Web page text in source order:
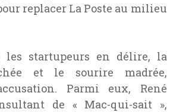
replacer La Poste au milieu
les startupeurs en délire, la
et le sourire madrée,
Parmi eux, René
de « Mac-qui-sait »,